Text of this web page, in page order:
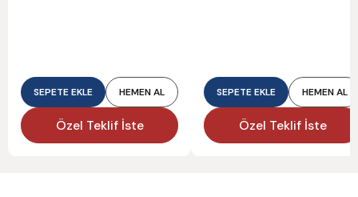
SEPETE EKLE HEMEN AL
Özel Teklif İste
SEPETE EKLE HEMEN AL
Özel Teklif İste